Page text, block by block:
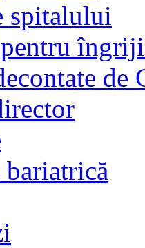
spitalului
de